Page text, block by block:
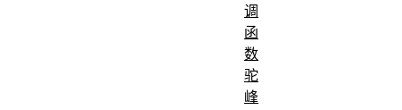
调
函
数
驼
峰